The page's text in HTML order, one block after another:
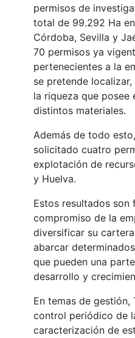
permisos de
total de 99.292 Ha
Córdoba, Sevilla y
70 permisos ya
pertenecientes a la
se pretende
la riqueza que posee
distintos materiales.
Además de todo
solicitado cuatro
explotación de
y Huelva.
Estos resultados
compromiso de la
diversificar su
abarcar
que pueden una
desarrollo y
En temas de gestión,
control periódico de
caracterización de